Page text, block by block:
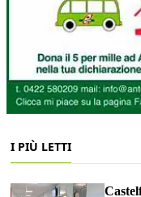
I PIÙ LETTI